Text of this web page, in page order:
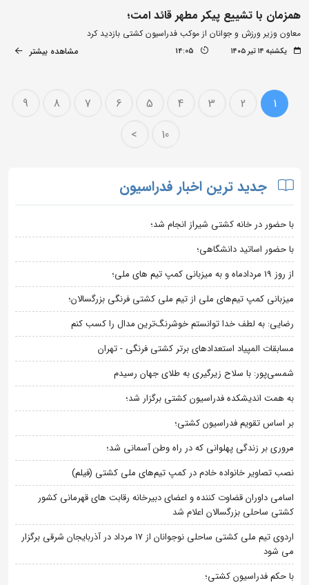
همزمان با تشییع پیکر مطهر قائد امت؛
معاون وزیر ورزش و جوانان از موکب فدراسیون کشتی بازدید کرد
یکشنبه ۱۴ تیر ۱۴۰۵ 14:05 مشاهده بیشتر
1
2
3
4
5
6
7
8
9
10
>
جدید ترین اخبار فدراسیون
با حضور در خانه کشتی شیراز انجام شد؛
با حضور اساتید دانشگاهی؛
از روز 19 مردادماه و به میزبانی کمپ تیم های ملی؛
میزبانی کمپ تیم‌های ملی از تیم ملی کشتی فرنگی بزرگسالان؛
رضایی: به لطف خدا توانستم خوشرنگ‌ترین مدال را کسب کنم
مسابقات المپیاد استعدادهای برتر کشتی فرنگی - تهران
شمسی‌پور: با سلاح زیرگیری به طلای جهان رسیدم
به همت اندیشکده فدراسیون کشتی برگزار شد؛
بر اساس تقویم فدراسیون کشتی؛
مروری بر زندگی پهلوانی که در راه وطن آسمانی شد؛
نصب تصاویر خانواده خادم در کمپ تیم‌های ملی کشتی (فیلم)
اسامی داوران قضاوت کننده و اعضای دبیرخانه رقابت های قهرمانی کشور
کشتی ساحلی بزرگسالان اعلام شد
اردوی تیم ملی کشتی ساحلی نوجوانان از 17 مرداد در آذربایجان شرقی برگزار
می شود
با حکم فدراسیون کشتی؛